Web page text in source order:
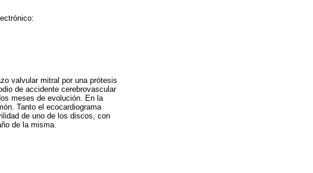
valvular mitral por una prótesis
de accidente cerebrovascular
meses de evolución. En la
Tanto el ecocardiograma
de uno de los discos, con
de la misma.